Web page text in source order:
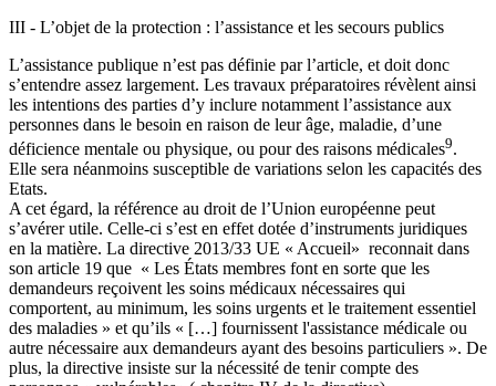
III - L’objet de la protection : l’assistance et les secours publics
L’assistance publique n’est pas définie par l’article, et doit donc
s’entendre assez largement. Les travaux préparatoires révèlent ainsi
les intentions des parties d’y inclure notamment l’assistance aux
personnes dans le besoin en raison de leur âge, maladie, d’une
déficience mentale ou physique, ou pour des raisons médicales9.
Elle sera néanmoins susceptible de variations selon les capacités des
Etats.
A cet égard, la référence au droit de l’Union européenne peut
s’avérer utile. Celle-ci s’est en effet dotée d’instruments juridiques
en la matière. La directive 2013/33 UE « Accueil» reconnait dans
son article 19 que « Les États membres font en sorte que les
demandeurs reçoivent les soins médicaux nécessaires qui
comportent, au minimum, les soins urgents et le traitement essentiel
des maladies » et qu’ils « […] fournissent l'assistance médicale ou
autre nécessaire aux demandeurs ayant des besoins particuliers ». De
plus, la directive insiste sur la nécessité de tenir compte des